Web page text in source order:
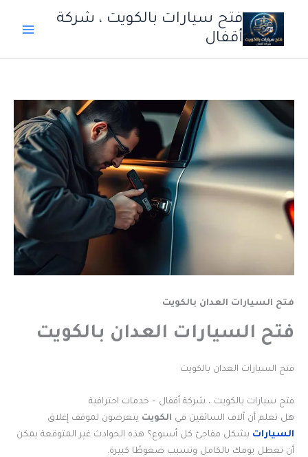
المحتوى
فتح سيارات بالكويت ، شركة
أقفال
فتح السيارات العدان بالكويت
فتح السيارات العدان بالكويت
فتح السيارات العدان بالكويت
فتح سيارات بالكويت ، شركة أقفال – خدمات احترافية
هل تعلم أن آلاف السائقين في الكويت يتعرضون لموقف إغلاق
السيارات بشكل مفاجئ كل أسبوع؟ هذه الحوادث غير المتوقعة يمكن
أن تعطل يومك بالكامل وتسبب ضغوطًا كبيرة.